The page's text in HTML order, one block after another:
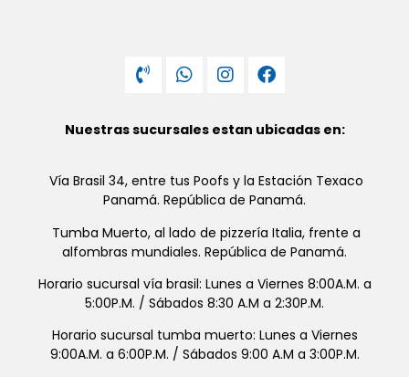
Nuestras sucursales estan ubicadas en:
Vía Brasil 34, entre tus Poofs y la Estación Texaco
Panamá. República de Panamá.
Tumba Muerto, al lado de pizzería Italia, frente a
alfombras mundiales. República de Panamá.
Horario sucursal vía brasil: Lunes a Viernes 8:00A.M. a
5:00P.M. / Sábados 8:30 A.M a 2:30P.M.
Horario sucursal tumba muerto: Lunes a Viernes
9:00A.M. a 6:00P.M. / Sábados 9:00 A.M a 3:00P.M.